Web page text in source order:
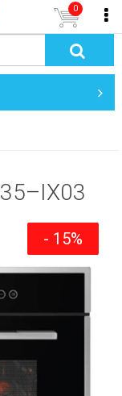
0
- 15%